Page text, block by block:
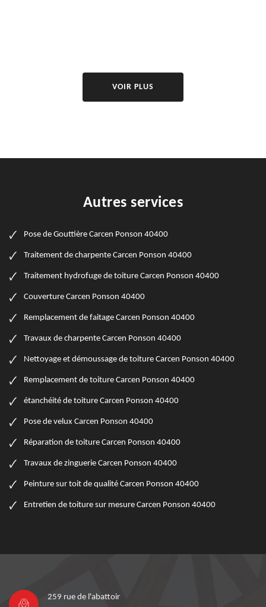
VOIR PLUS
Autres services
Pose de Gouttière Carcen Ponson 40400
Traitement de charpente Carcen Ponson 40400
Traitement hydrofuge de toiture Carcen Ponson 40400
Couverture Carcen Ponson 40400
Remplacement de faitage Carcen Ponson 40400
Travaux de charpente Carcen Ponson 40400
Nettoyage et démoussage de toiture Carcen Ponson 40400
Remplacement de toiture Carcen Ponson 40400
étanchéité de toiture Carcen Ponson 40400
Pose de velux Carcen Ponson 40400
Réparation de toiture Carcen Ponson 40400
Travaux de zinguerie Carcen Ponson 40400
Peinture sur toit de qualité Carcen Ponson 40400
Entretien de toiture sur mesure Carcen Ponson 40400
259 rue de l'abattoir